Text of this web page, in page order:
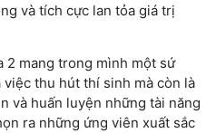
và tích cực lan tỏa giá trị
2 mang trong mình một sứ
thu hút thí sinh mà còn là
và huấn luyện những tài năng
ra những ứng viên xuất sắc